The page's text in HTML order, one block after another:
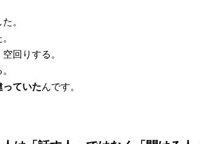
。
回りする。
っていたんです。